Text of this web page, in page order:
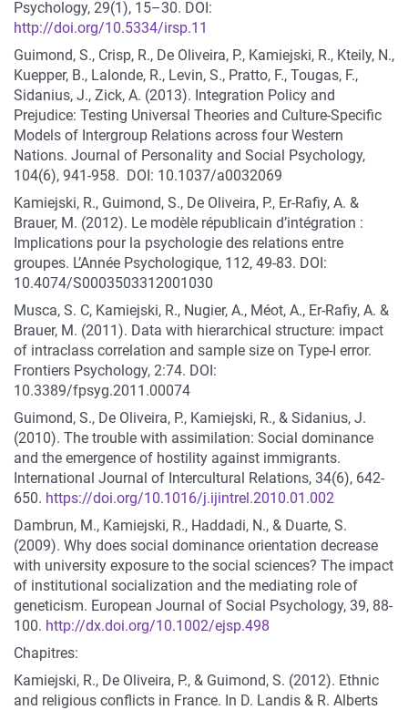
Psychology, 29(1), 15–30. DOI:
http://doi.org/10.5334/irsp.11
Guimond, S., Crisp, R., De Oliveira, P., Kamiejski, R., Kteily, N.,
Kuepper, B., Lalonde, R., Levin, S., Pratto, F., Tougas, F.,
Sidanius, J., Zick, A. (2013). Integration Policy and
Prejudice: Testing Universal Theories and Culture-Specific
Models of Intergroup Relations across four Western
Nations. Journal of Personality and Social Psychology,
104(6), 941-958. DOI: 10.1037/a0032069
Kamiejski, R., Guimond, S., De Oliveira, P., Er-Rafiy, A. &
Brauer, M. (2012). Le modèle républicain d’intégration :
Implications pour la psychologie des relations entre
groupes. L’Année Psychologique, 112, 49-83. DOI:
10.4074/S0003503312001030
Musca, S. C, Kamiejski, R., Nugier, A., Méot, A., Er-Rafiy, A. &
Brauer, M. (2011). Data with hierarchical structure: impact
of intraclass correlation and sample size on Type-I error.
Frontiers Psychology, 2:74. DOI:
10.3389/fpsyg.2011.00074
Guimond, S., De Oliveira, P., Kamiejski, R., & Sidanius, J.
(2010). The trouble with assimilation: Social dominance
and the emergence of hostility against immigrants.
International Journal of Intercultural Relations, 34(6), 642-
650. https://doi.org/10.1016/j.ijintrel.2010.01.002
Dambrun, M., Kamiejski, R., Haddadi, N., & Duarte, S.
(2009). Why does social dominance orientation decrease
with university exposure to the social sciences? The impact
of institutional socialization and the mediating role of
geneticism. European Journal of Social Psychology, 39, 88-
100. http://dx.doi.org/10.1002/ejsp.498
Chapitres:
Kamiejski, R., De Oliveira, P., & Guimond, S. (2012). Ethnic
and religious conflicts in France. In D. Landis & R. Alberts